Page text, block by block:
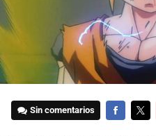
Sin comentarios